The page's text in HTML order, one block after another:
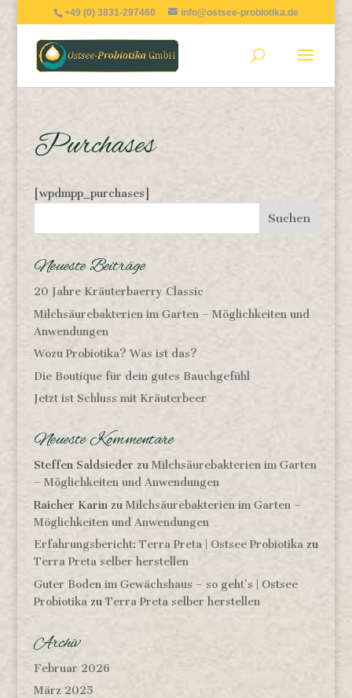
+49 (0) 3831-297460 info@ostsee-probiotika.de
Purchases
[wpdmpp_purchases]
Neueste Beiträge
20 Jahre Kräuterbaerry Classic
Milchsäurebakterien im Garten – Möglichkeiten und
Anwendungen
Wozu Probiotika? Was ist das?
Die Boutique für dein gutes Bauchgefühl
Jetzt ist Schluss mit Kräuterbeer
Neueste Kommentare
Steffen Saldsieder zu Milchsäurebakterien im Garten
– Möglichkeiten und Anwendungen
Raicher Karinzu Milchsäurebakterien im Garten –
Möglichkeiten und Anwendungen
Erfahrungsbericht: Terra Preta | Ostsee Probiotikazu
Terra Preta selber herstellen
Guter Boden im Gewächshaus – so geht’s | Ostsee
Probiotikazu Terra Preta selber herstellen
Archiv
Februar 2026
März 2025